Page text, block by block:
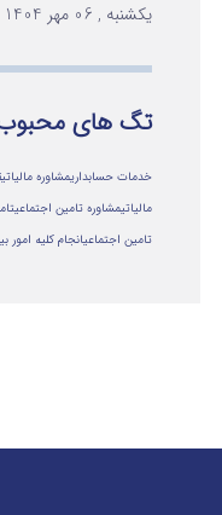
یکشنبه , 06 مهر 1404
تگ های
خدمات حسابداریمشاوره مالیاتی
مالياتيمشاوره تامین اجتماعی
تامین اجتماعیانجام کلیه امور